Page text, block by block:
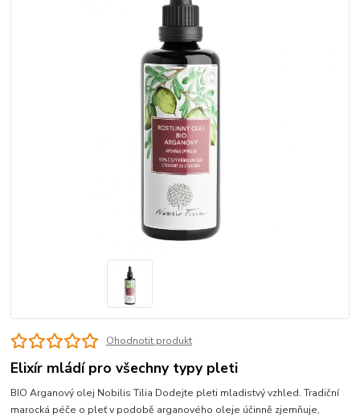
Ohodnotit produkt
Elixír mládí pro všechny typy pleti
BIO Arganový olej Nobilis Tilia Dodejte pleti mladistvý vzhled. Tradiční
marocká péče o pleť v podobě arganového oleje účinně zjemňuje,